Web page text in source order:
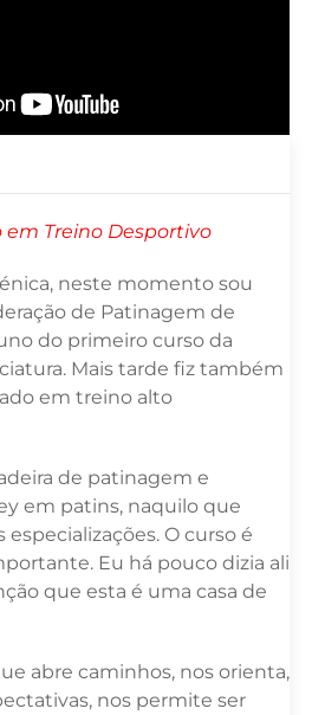
em Treino Desportivo
neste momento sou
de Patinagem de
do primeiro curso da
Mais tarde fiz também
em treino alto
de patinagem e
em patins, naquilo que
O curso é
Eu há pouco dizia ali
que esta é uma casa de
abre caminhos, nos orienta,
nos permite ser